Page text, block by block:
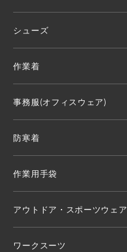
シューズ
作業着
事務服(オフィスウェア)
防寒着
作業用手袋
アウトドア・スポーツウェア
ワークスーツ